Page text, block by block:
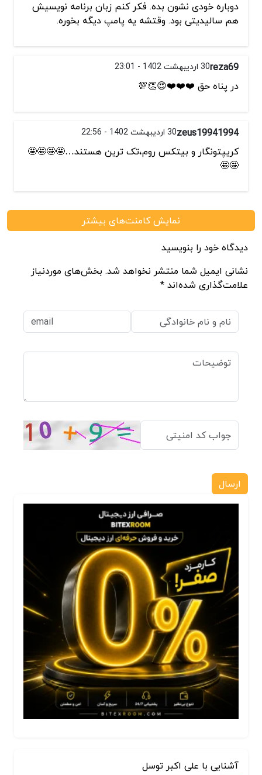
دوباره خودی نشون بده. فکر کنم زبان برنامه نویسیش
هم سالیدیتی بود. وقتشه یه پامپ دیگه بخوره.
reza6930 اردیبهشت 1402 - 23:01
در پناه حق ❤️❤️❤️😍👏💯
zeus1994199430 اردیبهشت 1402 - 22:56
کریپتونگار و بیتکس روم،تک ترین هستند…🤩🤩🤩🤩
🤩🤩
نمایش کامنت‌های بیشتر
دیدگاه خود را بنویسید
نشانی ایمیل شما منتشر نخواهد شد. بخش‌های موردنیاز
علامت‌گذاری شده‌اند *
ارسال
آشنایی با علی اکبر توسل